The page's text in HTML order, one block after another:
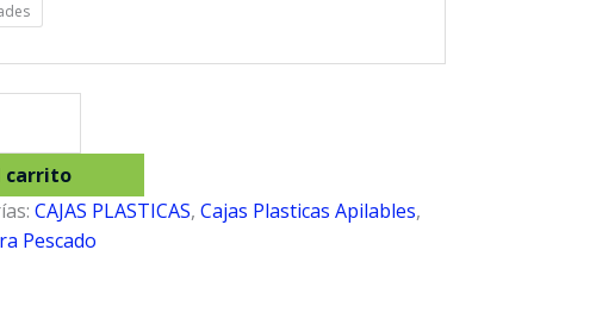
carrito
CAJAS PLASTICAS,Cajas Plasticas Apilables,
Pescado